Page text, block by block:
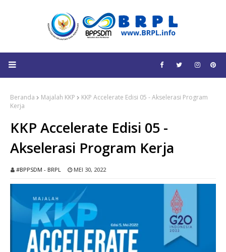
Beranda Majalah KKP
KKP Accelerate Edisi 05 - Akselerasi Program
Kerja
KKP Accelerate Edisi 05 -
Akselerasi Program Kerja
#BPPSDM - BRPL MEI 30, 2022